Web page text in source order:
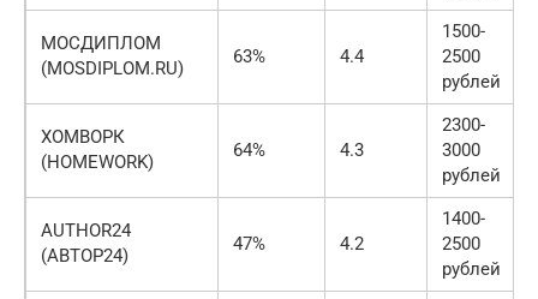
МОСДИПЛОМ
(MOSDIPLOM.RU)
63% 4.4
1500-
2500
рублей
ХОМВОРК
(HOMEWORK)
64% 4.3
2300-
3000
рублей
AUTHOR24
(АВТОР24)
47% 4.2
1400-
2500
рублей